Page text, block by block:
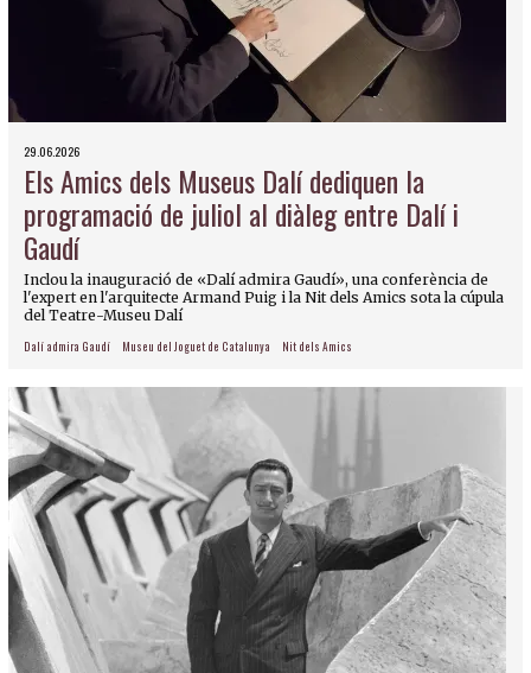
29.06.2026
Els Amics dels Museus Dalí dediquen la
programació de juliol al diàleg entre Dalí i
Gaudí
Inclou la inauguració de «Dalí admira Gaudí», una conferència de
l'expert en l'arquitecte Armand Puig i la Nit dels Amics sota la cúpula
del Teatre-Museu Dalí
Dalí admira Gaudí Museu del Joguet de Catalunya Nit dels Amics